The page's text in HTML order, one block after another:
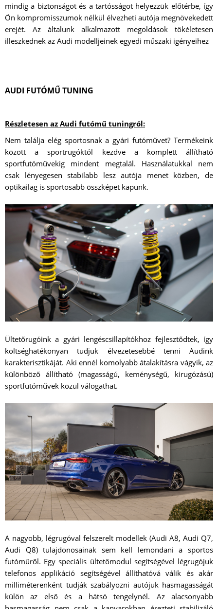
mindig a biztonságot és a tartósságot helyezzük előtérbe, így
Ön kompromisszumok nélkül élvezheti autója megnövekedett
erejét. Az általunk alkalmazott megoldások tökéletesen
illeszkednek az Audi modelljeinek egyedi műszaki igényeihez
AUDI FUTÓMŰ TUNING
Részletesen az Audi futómű tuningról:
Nem találja elég sportosnak a gyári futóművet? Termékeink
között a sportrugóktól kezdve a komplett állítható
sportfutóművekig mindent megtalál. Használatukkal nem
csak lényegesen stabilabb lesz autója menet közben, de
optikailag is sportosabb összképet kapunk.
Ültetőrugóink a gyári lengéscsillapítókhoz fejlesztődtek, így
költséghatékonyan tudjuk élvezetesebbé tenni Audink
karakterisztikáját. Aki ennél komolyabb átalakításra vágyik, az
különböző állítható (magasságú, keménységű, kirugózású)
sportfutóművek közül válogathat.
A nagyobb, légrugóval felszerelt modellek (Audi A8, Audi Q7,
Audi Q8) tulajdonosainak sem kell lemondani a sportos
futóműről. Egy speciális ültetőmodul segítségével légrugójuk
telefonos applikáció segítségével állíthatóvá válik és akár
milliméterenként tudják szabályozni autójuk hasmagasságát
külön az első és a hátsó tengelynél. Az alacsonyabb